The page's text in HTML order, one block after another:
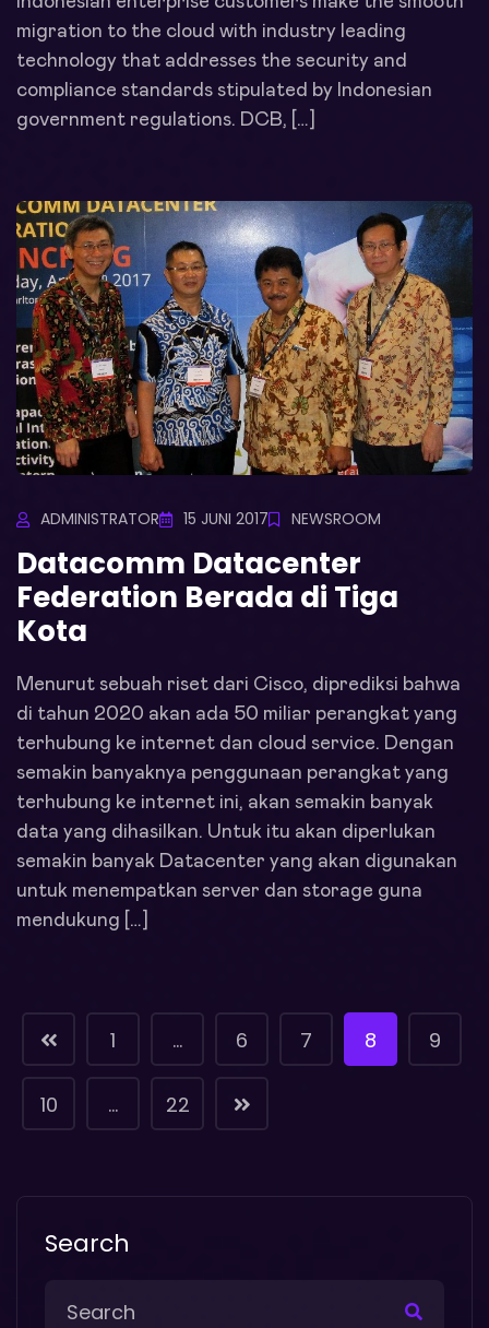
migration to the cloud with industry leading
technology that addresses the security and
compliance standards stipulated by Indonesian
government regulations. DCB, […]
ADMINISTRATOR 15 JUNI 2017 NEWSROOM
Datacomm Datacenter
Federation Berada di Tiga
Kota
Menurut sebuah riset dari Cisco, diprediksi bahwa
di tahun 2020 akan ada 50 miliar perangkat yang
terhubung ke internet dan cloud service. Dengan
semakin banyaknya penggunaan perangkat yang
terhubung ke internet ini, akan semakin banyak
data yang dihasilkan. Untuk itu akan diperlukan
semakin banyak Datacenter yang akan digunakan
untuk menempatkan server dan storage guna
mendukung […]
1 … 6 7 8 9
10 … 22
Search